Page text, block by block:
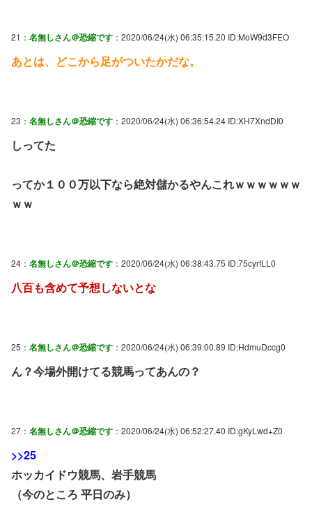
21： 名無しさん＠恐縮です ：2020/06/24(水) 06:35:15.20 ID:MoW9d3FEO
あとは、どこから足がついたかだな。
23： 名無しさん＠恐縮です ：2020/06/24(水) 06:36:54.24 ID:XH7XndDI0
しってた
ってか１００万以下なら絶対儲かるやんこれｗｗｗｗｗｗ
ｗｗ
24： 名無しさん＠恐縮です ：2020/06/24(水) 06:38:43.75 ID:75cyrfLL0
八百も含めて予想しないとな
25： 名無しさん＠恐縮です ：2020/06/24(水) 06:39:00.89 ID:HdmuDccg0
ん？今場外開けてる競馬ってあんの？
27： 名無しさん＠恐縮です ：2020/06/24(水) 06:52:27.40 ID:gKyLwd+Z0
>>25
ホッカイドウ競馬、岩手競馬
（今のところ 平日のみ）